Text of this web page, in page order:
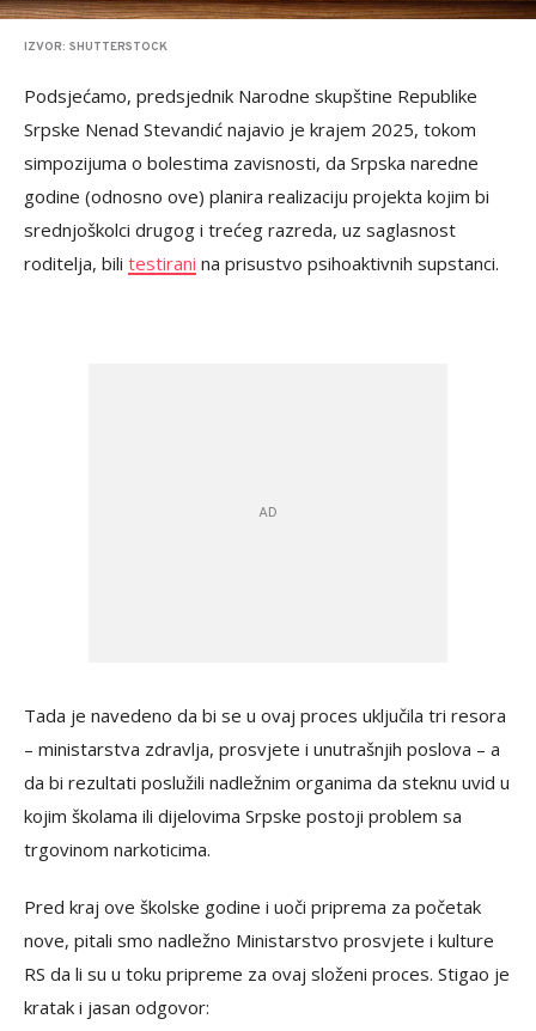
IZVOR: SHUTTERSTOCK
Podsjećamo, predsjednik Narodne skupštine Republike
Srpske Nenad Stevandić najavio je krajem 2025, tokom
simpozijuma o bolestima zavisnosti, da Srpska naredne
godine (odnosno ove) planira realizaciju projekta kojim bi
srednjoškolci drugog i trećeg razreda, uz saglasnost
roditelja, bili testirani na prisustvo psihoaktivnih supstanci.
Tada je navedeno da bi se u ovaj proces uključila tri resora
– ministarstva zdravlja, prosvjete i unutrašnjih poslova – a
da bi rezultati poslužili nadležnim organima da steknu uvid u
kojim školama ili dijelovima Srpske postoji problem sa
trgovinom narkoticima.
Pred kraj ove školske godine i uoči priprema za početak
nove, pitali smo nadležno Ministarstvo prosvjete i kulture
RS da li su u toku pripreme za ovaj složeni proces. Stigao je
kratak i jasan odgovor: